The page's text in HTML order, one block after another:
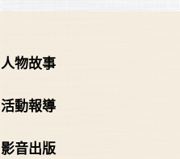
人物故事
活動報導
影音出版